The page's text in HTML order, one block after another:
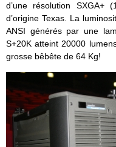
d’une résolution SXGA+
d’origine Texas. La
ANSI générés par une
S+20K atteint 20000
grosse bêbête de 64 Kg!